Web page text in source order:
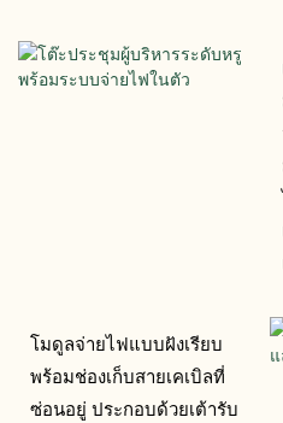
โมดูลจ่ายไฟแบบฝังเรียบ
พร้อมช่องเก็บสายเคเบิลที่
ซ่อนอยู่ ประกอบด้วยเต้ารับ